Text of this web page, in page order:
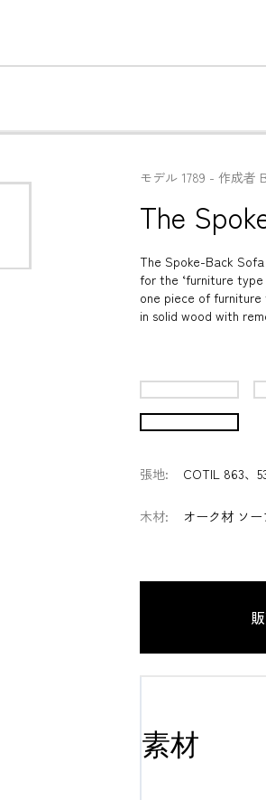
モデル 1789 - 作成者
The
The Spoke-Back
for the ‘furniture type
one piece of
in solid wood with
張地:
木材:
COTIL 863、
オーク材 ソ
素材